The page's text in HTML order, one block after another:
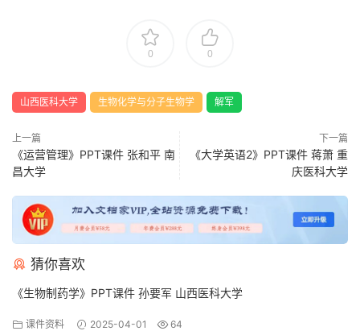
0 0
山西医科大学 生物化学与分子生物学 解军
上一篇
《运营管理》PPT课件 张和平 南
昌大学
下一篇
《大学英语2》PPT课件 蒋萧 重
庆医科大学
猜你喜欢
《生物制药学》PPT课件 孙要军 山西医科大学
课件资料 2025-04-01 64